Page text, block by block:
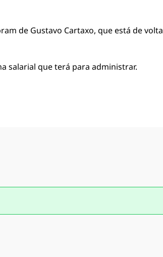
de Gustavo Cartaxo, que está de volta
salarial que terá para administrar.